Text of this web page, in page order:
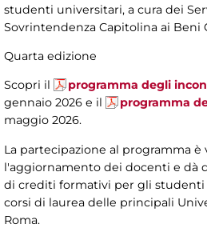
studenti universitari, a cura dei
Sovrintendenza Capitolina ai Beni
Quarta edizione
Scopri il programma degli
gennaio 2026 e il
programma
maggio 2026.
La partecipazione al programma è
l'aggiornamento dei docenti e dà
di crediti formativi per gli
corsi di laurea delle principali
Roma.